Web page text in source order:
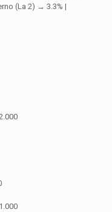
(La 2) → 3.3% |